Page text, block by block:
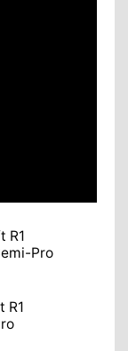
R1
Pro
R1